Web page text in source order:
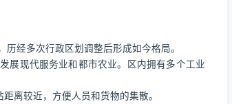
经多次行政区划调整后形成如今格局。
展现代服务业和都市农业。区内拥有多个工业
离较近，方便人员和货物的集散。